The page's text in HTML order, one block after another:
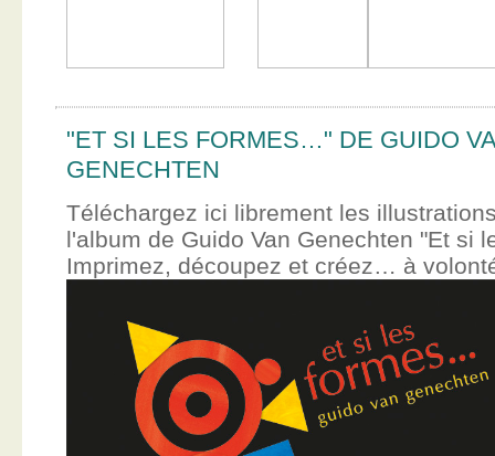
"ET SI LES FORMES…" DE GUIDO
GENECHTEN
Téléchargez ici librement les
l'album de Guido Van Genechten "Et si
Imprimez, découpez et créez… à